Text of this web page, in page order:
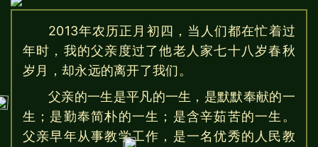
2013年农历正月初四，当人们都在忙着过
年时，我的父亲度过了他老人家七十八岁春秋
岁月，却永远的离开了我们。
父亲的一生是平凡的一生，是默默奉献的一
生；是勤奉简朴的一生；是含辛茹苦的一生。
父亲早年从事教学工作，是一名优秀的人民教